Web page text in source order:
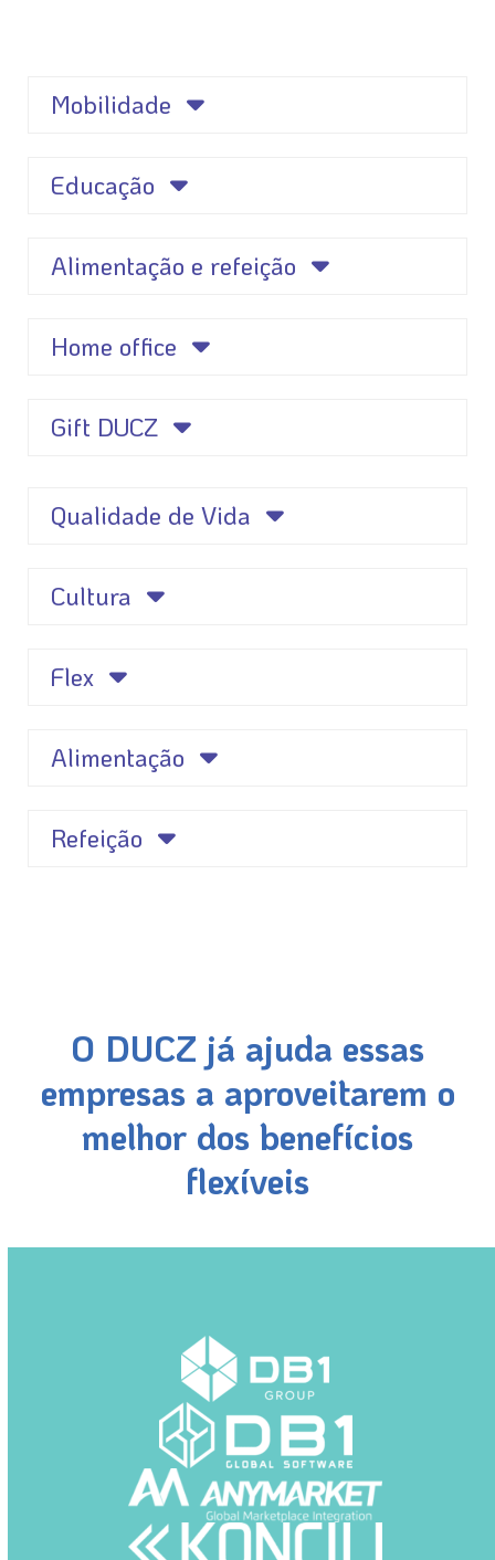
Mobilidade
Educação
Alimentação e refeição
Home office
Gift DUCZ
Qualidade de Vida
Cultura
Flex
Alimentação
Refeição
O DUCZ já ajuda essas
empresas a aproveitarem o
melhor dos benefícios
flexíveis